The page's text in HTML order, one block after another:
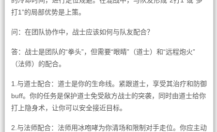
打1”的局部优势是上策。
问：在团队协作中，战士应该如何与队友配合？
答：战士是团队的“拳头”，但需要“眼睛”（道士）和“远程炮火”
（法师）的配合。
1.与道士配合：道士是你的生命线。紧跟道士，享受其治疗和防御
buff。你的任务是保护道士免受敌方战士的突袭，同时由道士给你
打上隐身术，让你可以安全接近目标。
2.与法师配合：法师用冰咆哮为你清场和限制对手走位。你应主动